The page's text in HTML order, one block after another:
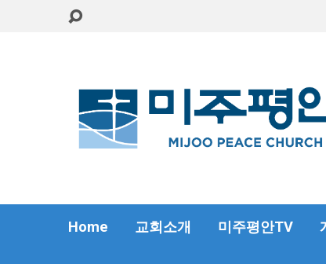
Home 교회소개 미주평안TV